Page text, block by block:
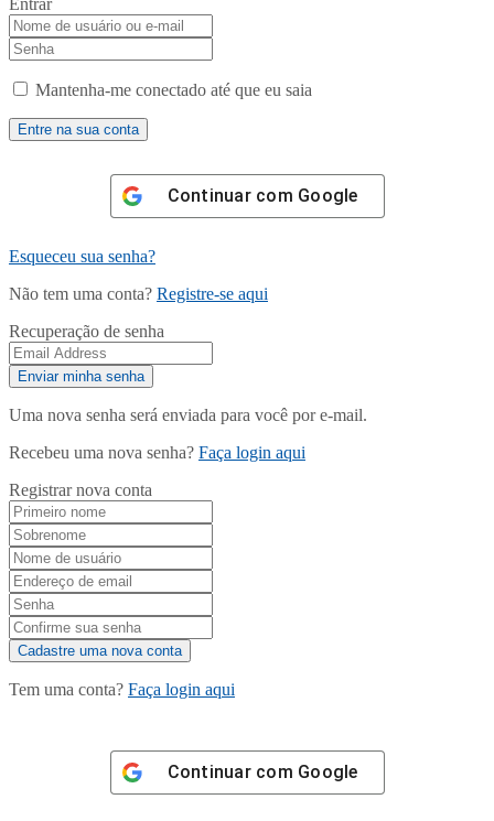
Entrar
Mantenha-me conectado até que eu saia
Continuar com Google
Esqueceu sua senha?
Não tem uma conta? Registre-se aqui
Recuperação de senha
Uma nova senha será enviada para você por e-mail.
Recebeu uma nova senha? Faça login aqui
Registrar nova conta
Tem uma conta? Faça login aqui
Continuar com Google